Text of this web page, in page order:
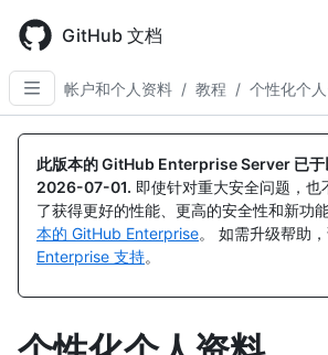
main
content
GitHub 文档
帐户和个人资料 / 教程 / 个性化个
此版本的 GitHub Enterprise Server 已于
2026-07-01. 即使针对重大安全问题，也
了获得更好的性能、更高的安全性和新功
本的 GitHub Enterprise。 如需升级帮助
Enterprise 支持。